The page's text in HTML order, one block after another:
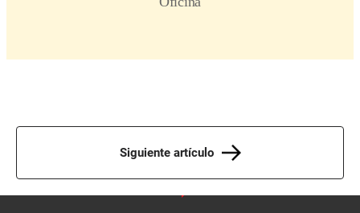
Siguiente artículo